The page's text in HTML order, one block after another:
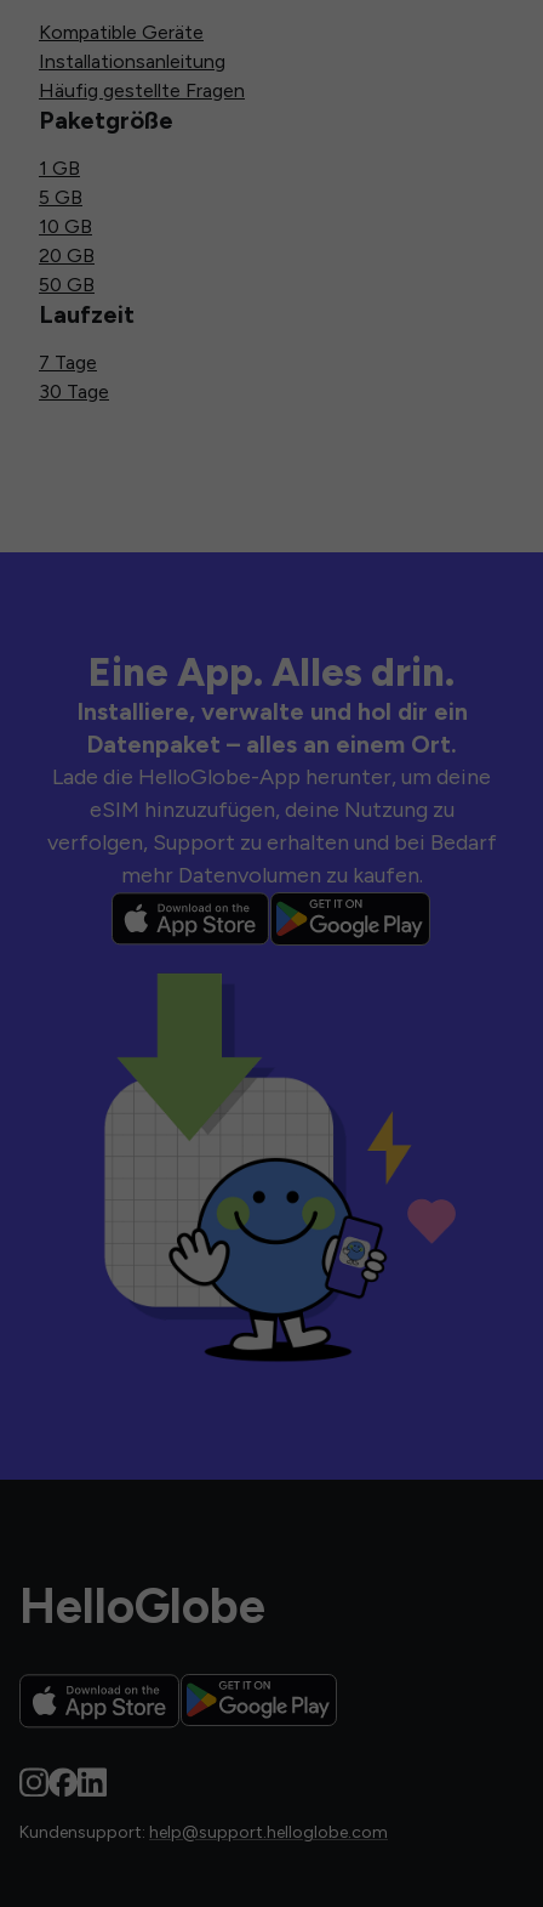
Kompatible Geräte
Installationsanleitung
Häufig gestellte Fragen
Paketgröße
1 GB
5 GB
10 GB
20 GB
50 GB
Laufzeit
7 Tage
30 Tage
Eine App. Alles drin.
Installiere, verwalte und hol dir ein
Datenpaket – alles an einem Ort.
Lade die HelloGlobe-App herunter, um deine
eSIM hinzuzufügen, deine Nutzung zu
verfolgen, Support zu erhalten und bei Bedarf
mehr Datenvolumen zu kaufen.
HelloGlobe
Kundensupport: help@support.helloglobe.com